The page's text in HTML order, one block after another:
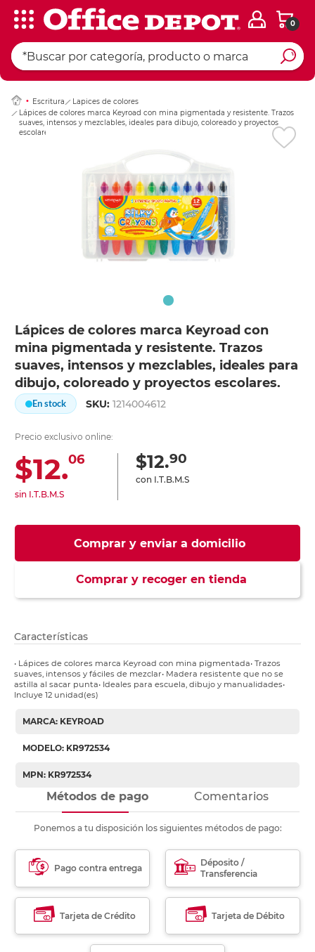
0
Escritura
Lapices de colores
Lápices de colores marca Keyroad con mina pigmentada y resistente. Trazos
suaves, intensos y mezclables, ideales para dibujo, coloreado y proyectos
escolares.
Lápices de colores marca Keyroad con
mina pigmentada y resistente. Trazos
suaves, intensos y mezclables, ideales para
dibujo, coloreado y proyectos escolares.
En stock SKU:1214004612
Precio exclusivo online:
$12.06
sin I.T.B.M.S
$12.90
con I.T.B.M.S
Comprar y enviar a domicilio
Comprar y recoger en tienda
Ingresar Codigo
Características
• Lápices de colores marca Keyroad con mina pigmentada• Trazos
suaves, intensos y fáciles de mezclar• Madera resistente que no se
astilla al sacar punta• Ideales para escuela, dibujo y manualidades•
Incluye 12 unidad(es)
MARCA: KEYROAD
MODELO: KR972534
MPN: KR972534
Métodos de pago Comentarios
Ponemos a tu disposición los siguientes métodos de pago:
Pago contra entrega
Déposito /
Transferencia
Tarjeta de Crédito Tarjeta de Débito